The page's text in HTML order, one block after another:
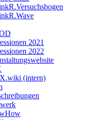
2021
2022
(intern)